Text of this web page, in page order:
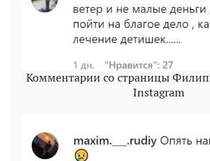
Комментарии со страницы
Instagram